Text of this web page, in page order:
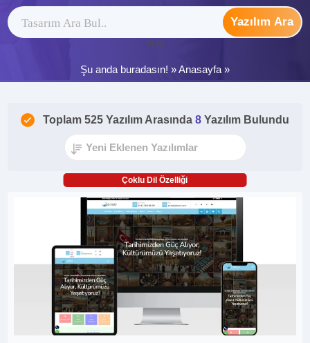
Yazılım Ara
ytag
Şu anda buradasın! »Anasayfa »
Toplam 525 Yazılım Arasında 8 Yazılım Bulundu
Çoklu Dil Özelliği